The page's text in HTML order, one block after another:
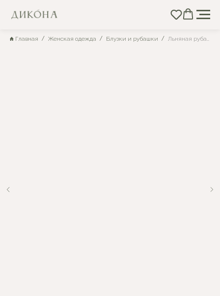
Главная Женская одежда Блузки и рубашки Льняная рубашка с длинным рукавом и воротником